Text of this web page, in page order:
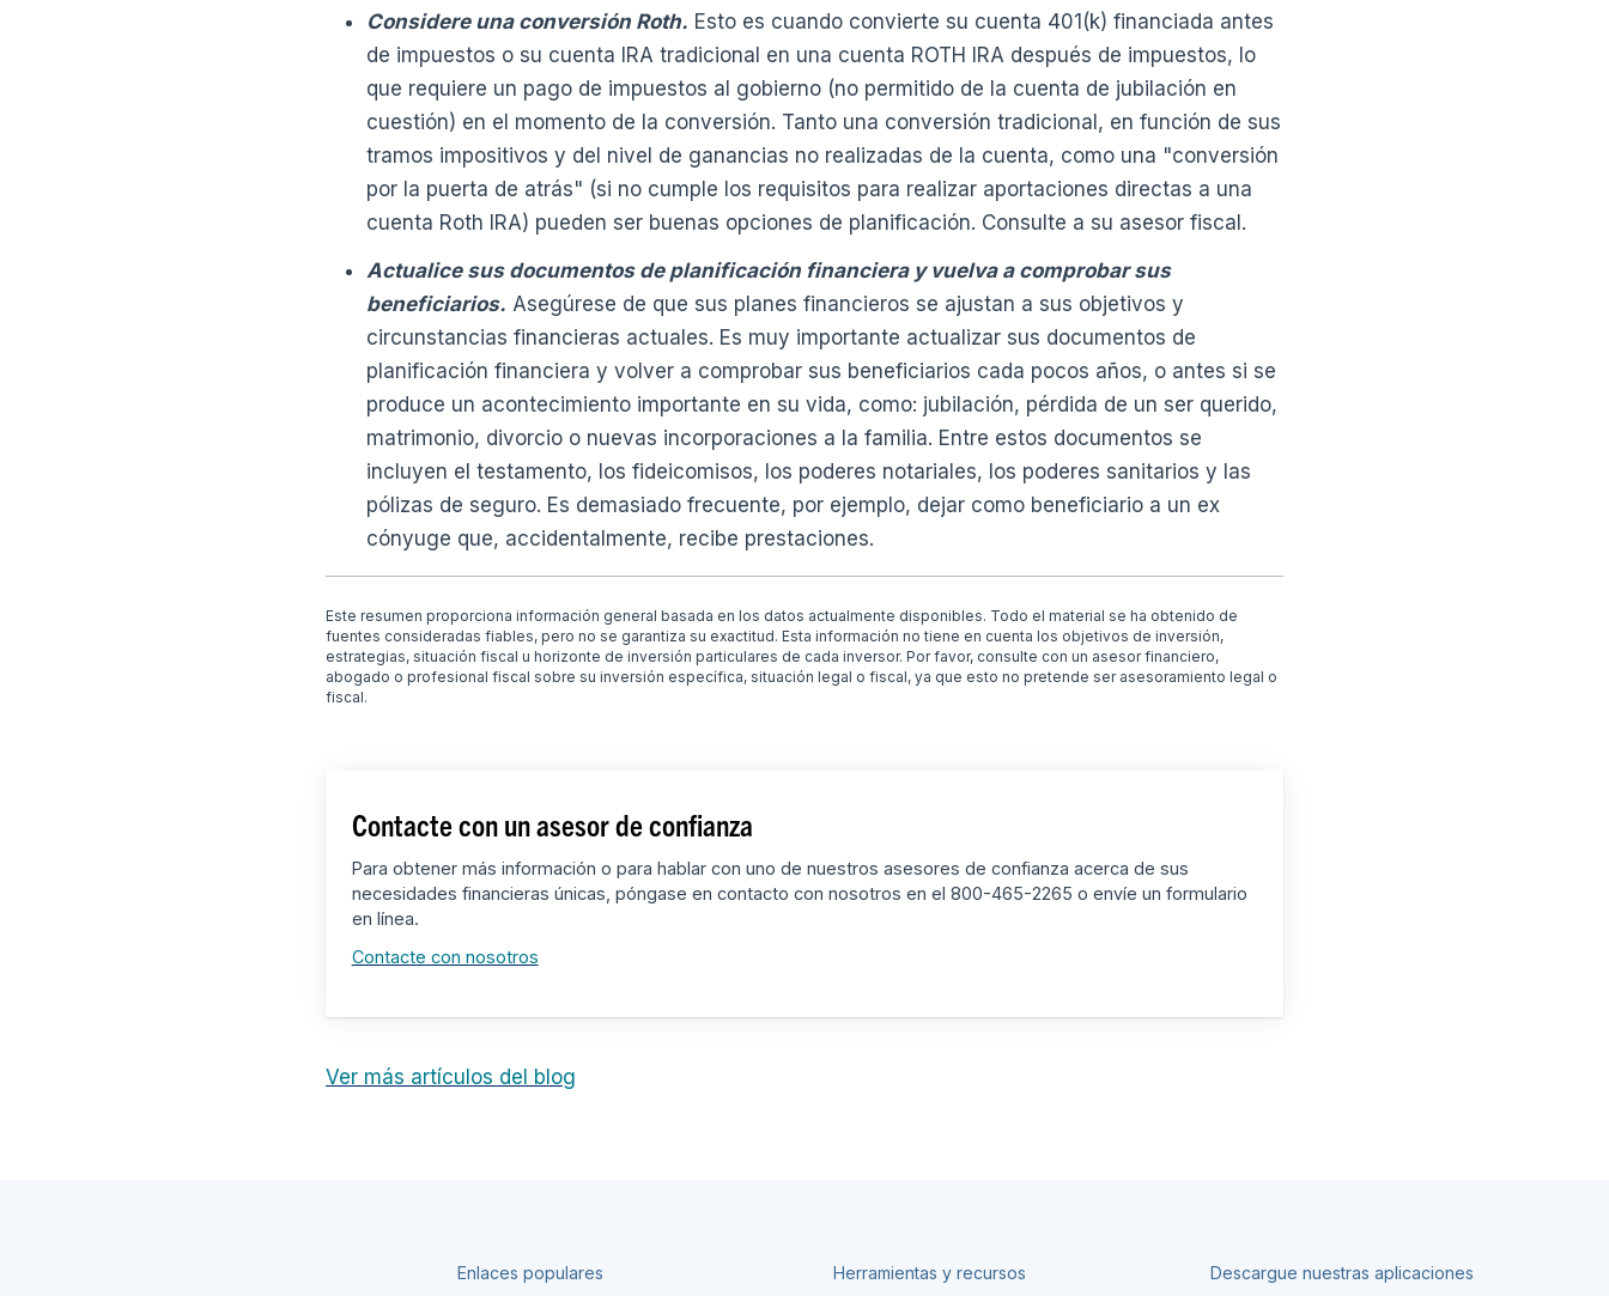
Considere una conversión Roth. Esto es cuando convierte su cuenta 401(k) financiada antes
de impuestos o su cuenta IRA tradicional en una cuenta ROTH IRA después de impuestos, lo
que requiere un pago de impuestos al gobierno (no permitido de la cuenta de jubilación en
cuestión) en el momento de la conversión. Tanto una conversión tradicional, en función de sus
tramos impositivos y del nivel de ganancias no realizadas de la cuenta, como una "conversión
por la puerta de atrás" (si no cumple los requisitos para realizar aportaciones directas a una
cuenta Roth IRA) pueden ser buenas opciones de planificación. Consulte a su asesor fiscal.
Actualice sus documentos de planificación financiera y vuelva a comprobar sus
beneficiarios. Asegúrese de que sus planes financieros se ajustan a sus objetivos y
circunstancias financieras actuales. Es muy importante actualizar sus documentos de
planificación financiera y volver a comprobar sus beneficiarios cada pocos años, o antes si se
produce un acontecimiento importante en su vida, como: jubilación, pérdida de un ser querido,
matrimonio, divorcio o nuevas incorporaciones a la familia. Entre estos documentos se
incluyen el testamento, los fideicomisos, los poderes notariales, los poderes sanitarios y las
pólizas de seguro. Es demasiado frecuente, por ejemplo, dejar como beneficiario a un ex
cónyuge que, accidentalmente, recibe prestaciones.
Este resumen proporciona información general basada en los datos actualmente disponibles. Todo el material se ha obtenido de
fuentes consideradas fiables, pero no se garantiza su exactitud. Esta información no tiene en cuenta los objetivos de inversión,
estrategias, situación fiscal u horizonte de inversión particulares de cada inversor. Por favor, consulte con un asesor financiero,
abogado o profesional fiscal sobre su inversión específica, situación legal o fiscal, ya que esto no pretende ser asesoramiento legal o
fiscal.
Contacte con un asesor de confianza
Para obtener más información o para hablar con uno de nuestros asesores de confianza acerca de sus
necesidades financieras únicas, póngase en contacto con nosotros en el 800-465-2265 o envíe un formulario
en línea.
Contacte con nosotros
Ver más artículos del blog
Enlaces populares Herramientas y recursos Descargue nuestras aplicaciones